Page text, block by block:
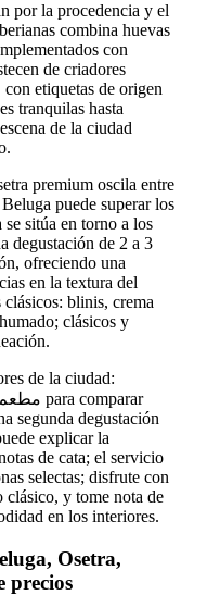
por la procedencia y el
combina huevas
con
de criadores
etiquetas de origen
tranquilas hasta
de la ciudad
premium oscila entre
puede superar los
sitúa en torno a los
degustación de 2 a 3
ofreciendo una
en la textura del
blinis, crema
clásicos y
de la ciudad:
segunda degustación
explicar la
de cata; el servicio
selectas; disfrute con
y tome nota de
en los interiores.
Osetra,
precios